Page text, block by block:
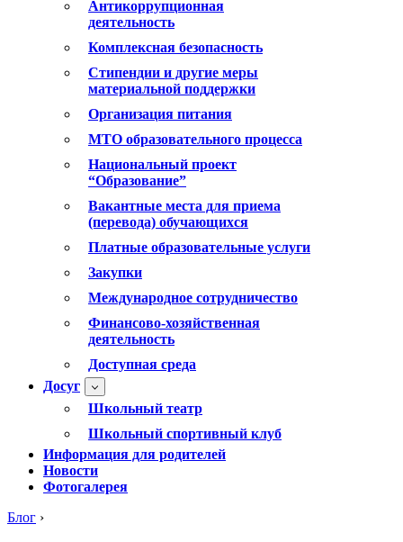
Антикоррупционная
деятельность
Комплексная безопасность
Стипендии и другие меры
материальной поддержки
Организация питания
МТО образовательного процесса
Национальный проект
“Образование”
Вакантные места для приема
(перевода) обучающихся
Платные образовательные услуги
Закупки
Международное сотрудничество
Финансово-хозяйственная
деятельность
Доступная среда
Досуг
Школьный театр
Школьный спортивный клуб
Информация для родителей
Новости
Фотогалерея
Блог ›